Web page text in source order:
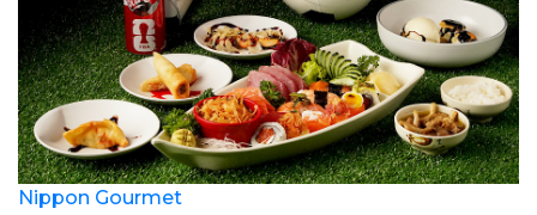
Nippon Gourmet